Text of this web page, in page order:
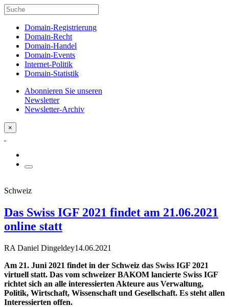
Domain-Registrierung
Domain-Recht
Domain-Handel
Domain-Events
Internet-Politik
Domain-Statistik
Abonnieren Sie unseren
Newsletter
Newsletter-Archiv
×
Schweiz
Das Swiss IGF 2021 findet am 21.06.2021
online statt
RA Daniel Dingeldey14.06.2021
Am 21. Juni 2021 findet in der Schweiz das Swiss IGF 2021
virtuell statt. Das vom schweizer BAKOM lancierte Swiss IGF
richtet sich an alle interessierten Akteure aus Verwaltung,
Politik, Wirtschaft, Wissenschaft und Gesellschaft. Es steht allen
Interessierten offen.